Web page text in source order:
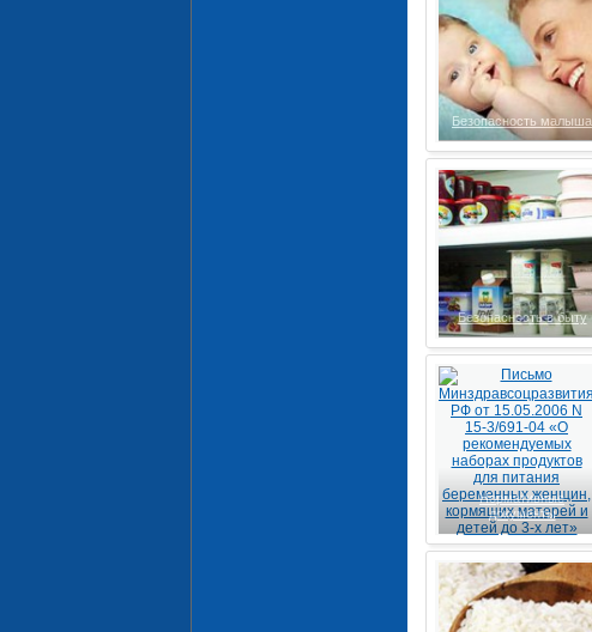
Безопасность малыша
Безопасность в быту
Нормативные
документы